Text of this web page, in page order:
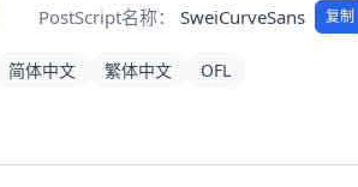
PostScript名称： SweiCurveSans 复制
简体中文 繁体中文 OFL